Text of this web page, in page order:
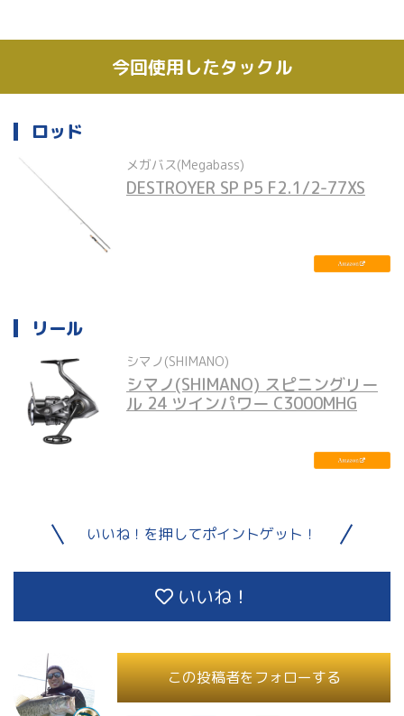
今回使用したタックル
ロッド
メガバス(Megabass)
DESTROYER SP P5 F2.1/2-77XS
リール
シマノ(SHIMANO)
シマノ(SHIMANO) スピニングリー
ル 24 ツインパワー C3000MHG
いいね！を押してポイントゲット！
いいね！
この投稿者をフォローする